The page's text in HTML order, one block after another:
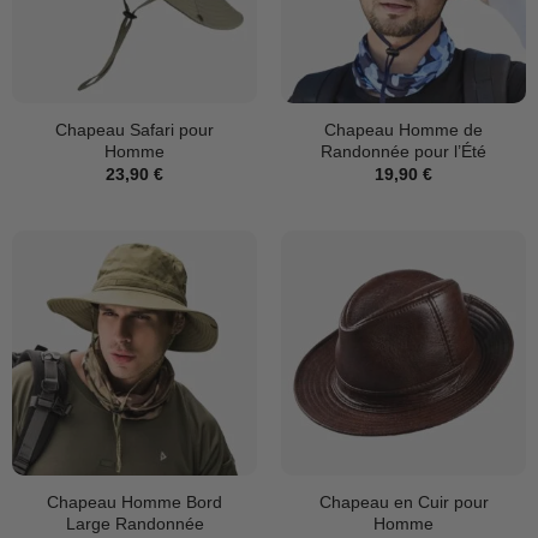
Chapeau Safari pour
Homme
23,90 €
Chapeau Homme de
Randonnée pour l’Été
19,90 €
Chapeau Homme Bord
Large Randonnée
Chapeau en Cuir pour
Homme